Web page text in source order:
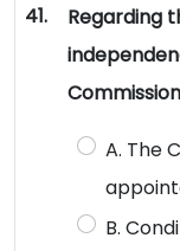
41.
Regarding
A. The
B.